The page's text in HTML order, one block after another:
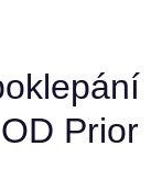
Prior